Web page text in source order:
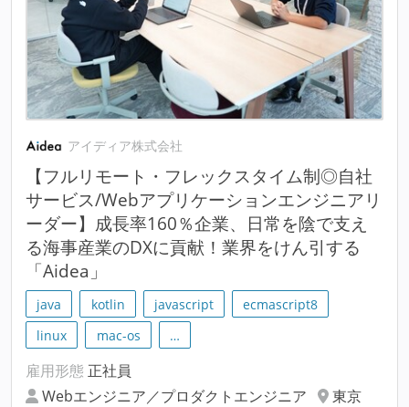
アイディア株式会社
【フルリモート・フレックスタイム制◎自社
サービス/Webアプリケーションエンジニアリ
ーダー】成長率160％企業、日常を陰で支え
る海事産業のDXに貢献！業界をけん引する
「Aidea」
java kotlin javascript
ecmascript8
linux
mac-os …
雇用形態 正社員
Webエンジニア／プロダクトエンジニア
東京